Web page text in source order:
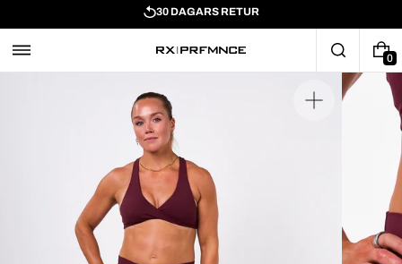
30 DAGARS RETUR
0